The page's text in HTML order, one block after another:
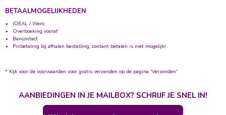
BETAALMOGELIJKHEDEN
iDEAL / Wero
Overboeking vooraf
Bancontact
Pinbetaling bij afhalen bestelling, contant betalen is niet mogelijk!
* Kijk voor de voorwaarden voor gratis verzenden op de pagina 'Verzenden'
AANBIEDINGEN IN JE MAILBOX? SCHRIJF JE SNEL IN!